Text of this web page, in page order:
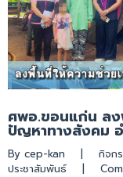
ศพอ.ขอนแก่น ลง
ปัญหาทางสังคม
By cep-kan | กิจก
ประชาสัมพันธ์
|